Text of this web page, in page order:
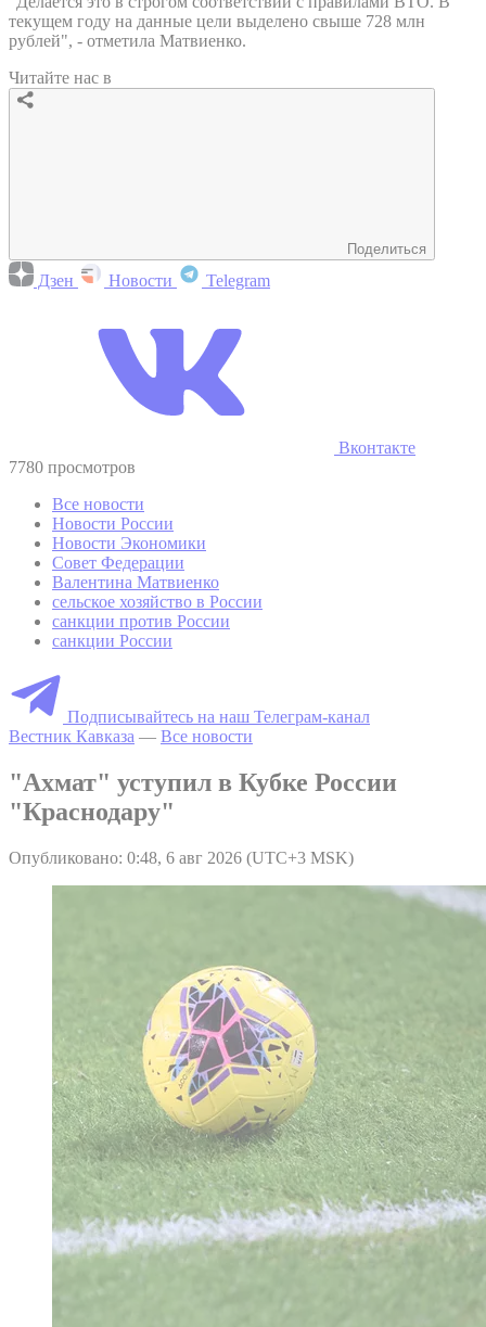
текущем году на данные цели выделено свыше 728 млн
рублей", - отметила Матвиенко.
Читайте нас в
Поделиться
Дзен Новости Telegram
Вконтакте
7780 просмотров
Все новости
Новости России
Новости Экономики
Совет Федерации
Валентина Матвиенко
сельское хозяйство в России
санкции против России
санкции России
Подписывайтесь на наш Телеграм-канал
Вестник Кавказа — Все новости
"Ахмат" уступил в Кубке России
"Краснодару"
Опубликовано: 0:48, 6 авг 2026 (UTC+3 MSK)